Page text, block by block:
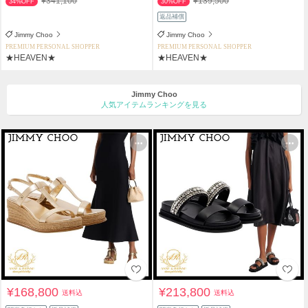
34%OFF
Jimmy Choo
PREMIUM PERSONAL SHOPPER
★HEAVEN★
30%OFF
返品補償
Jimmy Choo
PREMIUM PERSONAL SHOPPER
★HEAVEN★
Jimmy Choo
人気アイテムランキングを見る
¥168,800送料込 ¥213,800送料込